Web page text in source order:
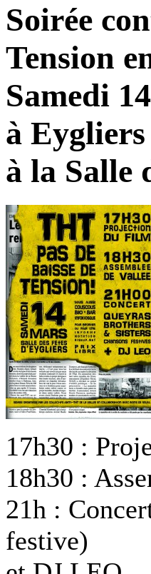
Soirée
Tension
Samedi
à Eygliers
à la Salle
17h30 :
18h30 :
21h :
festive)